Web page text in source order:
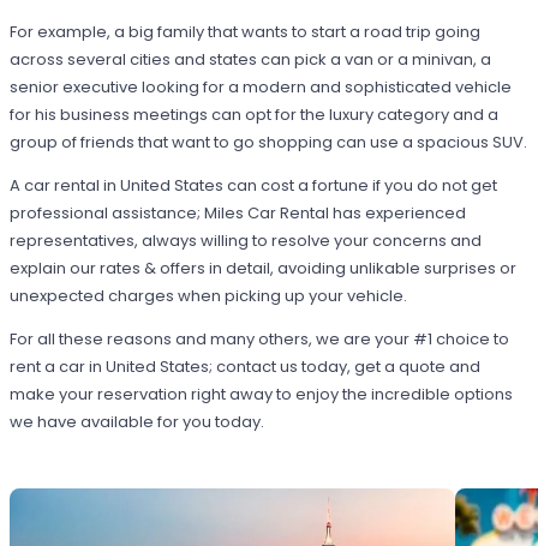
For example, a big family that wants to start a road trip going
across several cities and states can pick a van or a minivan, a
senior executive looking for a modern and sophisticated vehicle
for his business meetings can opt for the luxury category and a
group of friends that want to go shopping can use a spacious SUV.
A car rental in United States can cost a fortune if you do not get
professional assistance; Miles Car Rental has experienced
representatives, always willing to resolve your concerns and
explain our rates & offers in detail, avoiding unlikable surprises or
unexpected charges when picking up your vehicle.
For all these reasons and many others, we are your #1 choice to
rent a car in United States; contact us today, get a quote and
make your reservation right away to enjoy the incredible options
we have available for you today.